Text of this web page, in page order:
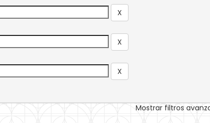
Mostrar filtros